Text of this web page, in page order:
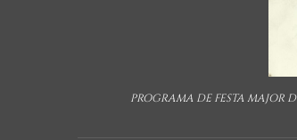
PROGRAMA DE FESTA MAJOR